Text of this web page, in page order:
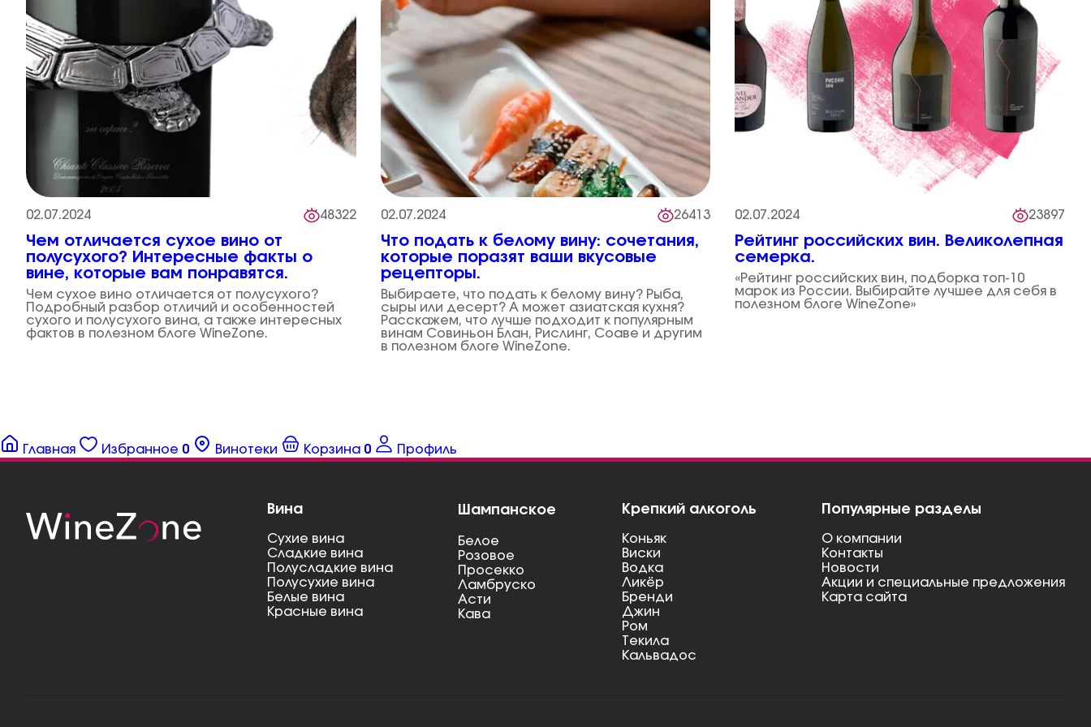
02.07.2024 48322
Чем отличается сухое вино от
полусухого? Интересные факты о
вине, которые вам понравятся.
Чем сухое вино отличается от полусухого?
Подробный разбор отличий и особенностей
сухого и полусухого вина, а также интересных
фактов в полезном блоге WineZone.
02.07.2024 26413
Что подать к белому вину: сочетания,
которые поразят ваши вкусовые
рецепторы.
Выбираете, что подать к белому вину? Рыба,
сыры или десерт? А может азиатская кухня?
Расскажем, что лучше подходит к популярным
винам Совиньон Блан, Рислинг, Соаве и другим
в полезном блоге WineZone.
02.07.2024 23897
Рейтинг российских вин. Великолепная
семерка.
«Рейтинг российских вин, подборка топ-10
марок из России. Выбирайте лучшее для себя в
полезном блоге WineZone»
Главная Избранное 0 Винотеки Корзина 0 Профиль
Вина
Сухие вина
Сладкие вина
Полусладкие вина
Полусухие вина
Белые вина
Красные вина
Шампанское
Белое
Розовое
Просекко
Ламбруско
Асти
Кава
Крепкий алкоголь
Коньяк
Виски
Водка
Ликёр
Бренди
Джин
Ром
Текила
Кальвадос
Популярные разделы
О компании
Контакты
Новости
Акции и специальные предложения
Карта сайта